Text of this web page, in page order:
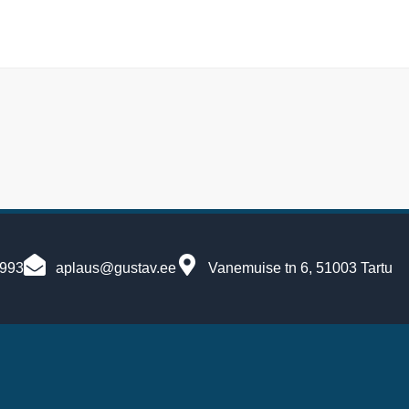
aplaus@gustav.ee Vanemuise tn 6, 51003 Tartu